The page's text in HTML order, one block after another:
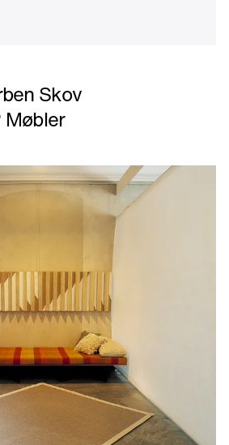
Skov
Møbler